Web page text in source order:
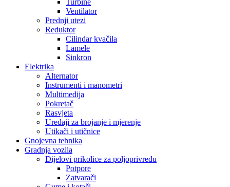
Turbine
Ventilator
Prednji utezi
Reduktor
Cilindar kvačila
Lamele
Sinkron
Elektrika
Alternator
Instrumenti i manometri
Multimedija
Pokretač
Rasvjeta
Uređaji za brojanje i mjerenje
Utikači i utičnice
Gnojevna tehnika
Gradnja vozila
Dijelovi prikolice za poljoprivredu
Potpore
Zatvarači